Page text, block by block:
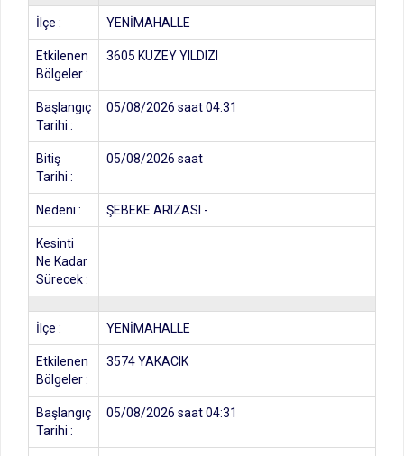
İlçe : YENİMAHALLE
Etkilenen
Bölgeler :
3605 KUZEY YILDIZI
Başlangıç
Tarihi :
05/08/2026 saat 04:31
Bitiş
Tarihi :
05/08/2026 saat
Nedeni : ŞEBEKE ARIZASI -
Kesinti
Ne Kadar
Sürecek :
İlçe : YENİMAHALLE
Etkilenen
Bölgeler :
3574 YAKACIK
Başlangıç
Tarihi :
05/08/2026 saat 04:31